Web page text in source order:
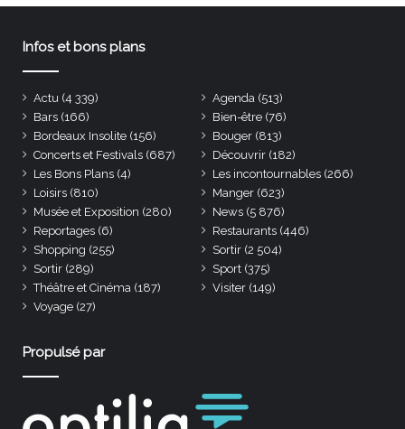
Infos et bons plans
Actu (4 339) Agenda (513)
Bars (166) Bien-être (76)
Bordeaux Insolite (156) Bouger (813)
Concerts et Festivals (687) Découvrir (182)
Les Bons Plans (4) Les incontournables (266)
Loisirs (810) Manger (623)
Musée et Exposition (280) News (5 876)
Reportages (6) Restaurants (446)
Shopping (255) Sortir (2 504)
Sortir (289) Sport (375)
Théâtre et Cinéma (187) Visiter (149)
Voyage (27)
Propulsé par